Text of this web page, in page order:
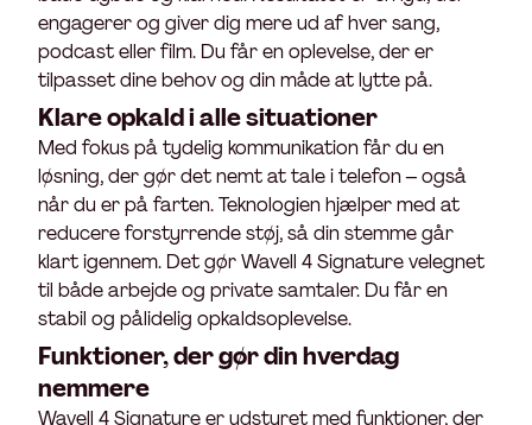
engagerer og giver dig mere ud af hver sang,
podcast eller film. Du får en oplevelse, der er
tilpasset dine behov og din måde at lytte på.
Klare opkald i alle situationer
Med fokus på tydelig kommunikation får du en
løsning, der gør det nemt at tale i telefon – også
når du er på farten. Teknologien hjælper med at
reducere forstyrrende støj, så din stemme går
klart igennem. Det gør Wavell 4 Signature velegnet
til både arbejde og private samtaler. Du får en
stabil og pålidelig opkaldsoplevelse.
Funktioner, der gør din hverdag
nemmere
Wavell 4 Signature er udstyret med funktioner, der